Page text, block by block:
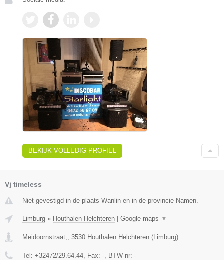
BEKIJK VOLLEDIG PROFIEL
Vj timeless
Niet gevestigd in de plaats Wanlin en in de provincie Namen.
Limburg » Houthalen Helchteren Google maps ▼
Meidoornstraat, 3530 Houthalen Helchteren ( Limburg)
Tel: +32472/29.64.44 , Fax: - , BTW-nr: -